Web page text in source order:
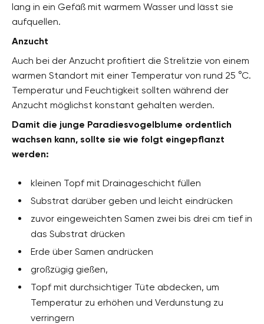
lang in ein Gefäß mit warmem Wasser und lässt sie
aufquellen.
Anzucht
Auch bei der Anzucht profitiert die Strelitzie von einem
warmen Standort mit einer Temperatur von rund 25 °C.
Temperatur und Feuchtigkeit sollten während der
Anzucht möglichst konstant gehalten werden.
Damit die junge Paradiesvogelblume ordentlich
wachsen kann, sollte sie wie folgt eingepflanzt
werden:
kleinen Topf mit Drainageschicht füllen
Substrat darüber geben und leicht eindrücken
zuvor eingeweichten Samen zwei bis drei cm tief in
das Substrat drücken
Erde über Samen andrücken
großzügig gießen,
Topf mit durchsichtiger Tüte abdecken, um
Temperatur zu erhöhen und Verdunstung zu
verringern